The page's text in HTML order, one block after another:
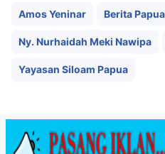
Amos Yeninar Berita
Ny. Nurhaidah Meki Nawipa
Yayasan Siloam Papua